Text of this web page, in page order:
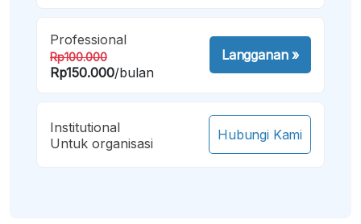
Professional
Rp100.000
Rp150.000/bulan
Langganan»
Institutional
Untuk organisasi
Hubungi Kami